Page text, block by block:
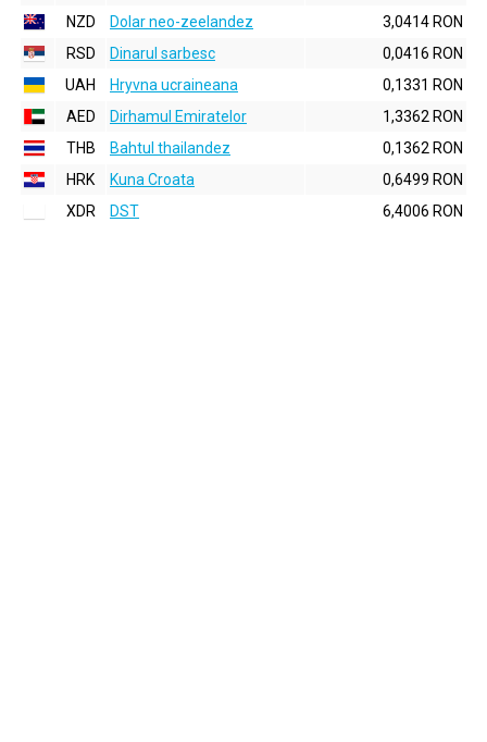
NZD
Dolar neo-zeelandez
3,0414 RON
RSD
Dinarul sarbesc
0,0416 RON
UAH
Hryvna ucraineana
0,1331 RON
AED
Dirhamul Emiratelor
1,3362 RON
THB
Bahtul thailandez
0,1362 RON
HRK
Kuna Croata
0,6499 RON
XDR
DST 6,4006 RON